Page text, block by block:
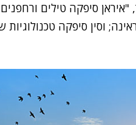
"איראן סיפקה טילים
וסין סיפקה